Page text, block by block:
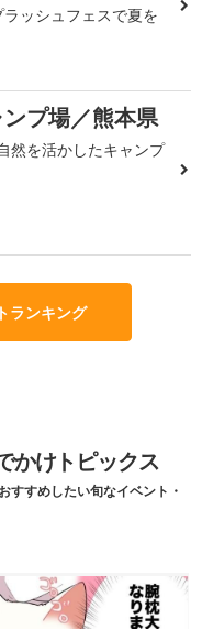
ッシュフェスで夏を
プ場／熊本県
然を活かしたキャンプ
ランキング
かけトピックス
すすめしたい旬なイベント・